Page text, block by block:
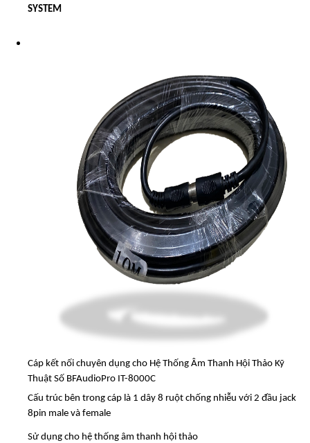
SYSTEM
Cáp kết nối chuyên dụng cho Hệ Thống Âm Thanh Hội Thảo Kỹ
Thuật Số BFAudioPro IT-8000C
Cấu trúc bên trong cáp là 1 dây 8 ruột chống nhiễu với 2 đầu jack
8pin male và female
Sử dụng cho hệ thống âm thanh hội thảo